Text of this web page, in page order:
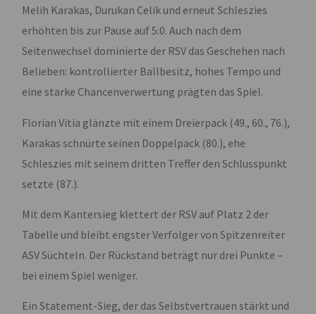
Melih Karakas, Durukan Celik und erneut Schleszies
erhöhten bis zur Pause auf 5:0. Auch nach dem
Seitenwechsel dominierte der RSV das Geschehen nach
Belieben: kontrollierter Ballbesitz, hohes Tempo und
eine starke Chancenverwertung prägten das Spiel.
Florian Vitia glänzte mit einem Dreierpack (49., 60., 76.),
Karakas schnürte seinen Doppelpack (80.), ehe
Schleszies mit seinem dritten Treffer den Schlusspunkt
setzte (87.).
Mit dem Kantersieg klettert der RSV auf Platz 2 der
Tabelle und bleibt engster Verfolger von Spitzenreiter
ASV Süchteln. Der Rückstand beträgt nur drei Punkte –
bei einem Spiel weniger.
Ein Statement-Sieg, der das Selbstvertrauen stärkt und